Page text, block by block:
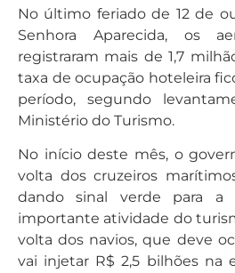
No último feriado de 12 de
Senhora Aparecida, os
registraram mais de 1,7
taxa de ocupação hoteleira
período, segundo
Ministério do Turismo.
No início deste mês, o
volta dos cruzeiros
dando sinal verde para a
importante atividade do
volta dos navios, que deve
vai injetar R$ 2,5 bilhões na